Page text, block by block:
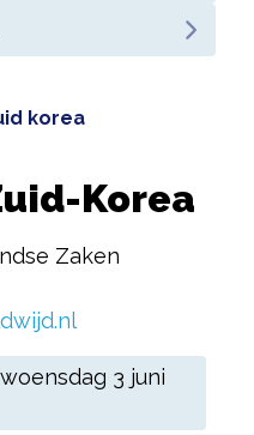
korea
Korea
Zaken
woensdag 3 juni